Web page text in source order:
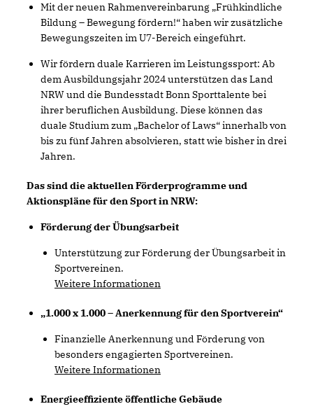
Mit der neuen Rahmenvereinbarung „Frühkindliche
Bildung – Bewegung fördern!“ haben wir zusätzliche
Bewegungszeiten im U7-Bereich eingeführt.
Wir fördern duale Karrieren im Leistungssport: Ab
dem Ausbildungsjahr 2024 unterstützen das Land
NRW und die Bundesstadt Bonn Sporttalente bei
ihrer beruflichen Ausbildung. Diese können das
duale Studium zum „Bachelor of Laws“ innerhalb von
bis zu fünf Jahren absolvieren, statt wie bisher in drei
Jahren.
Das sind die aktuellen Förderprogramme und
Aktionspläne für den Sport in NRW:
Förderung der Übungsarbeit
Unterstützung zur Förderung der Übungsarbeit in
Sportvereinen.
Weitere Informationen
1.000 x 1.000 – Anerkennung für den Sportverein“
Finanzielle Anerkennung und Förderung von
besonders engagierten Sportvereinen.
Weitere Informationen
Energieeffiziente öffentliche Gebäude